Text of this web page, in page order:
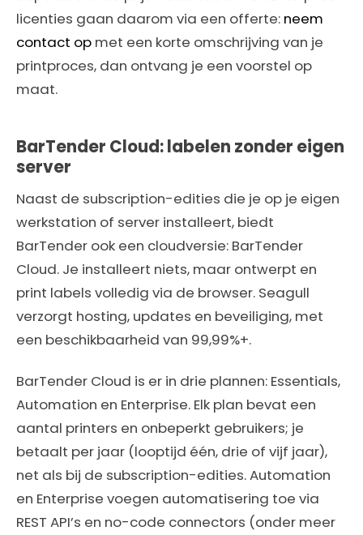
licenties gaan daarom via een offerte: neem
contact op met een korte omschrijving van je
printproces, dan ontvang je een voorstel op
maat.
BarTender Cloud: labelen zonder eigen
server
Naast de subscription-edities die je op je eigen
werkstation of server installeert, biedt
BarTender ook een cloudversie: BarTender
Cloud. Je installeert niets, maar ontwerpt en
print labels volledig via de browser. Seagull
verzorgt hosting, updates en beveiliging, met
een beschikbaarheid van 99,99%+.
BarTender Cloud is er in drie plannen: Essentials,
Automation en Enterprise. Elk plan bevat een
aantal printers en onbeperkt gebruikers; je
betaalt per jaar (looptijd één, drie of vijf jaar),
net als bij de subscription-edities. Automation
en Enterprise voegen automatisering toe via
REST API’s en no-code connectors (onder meer